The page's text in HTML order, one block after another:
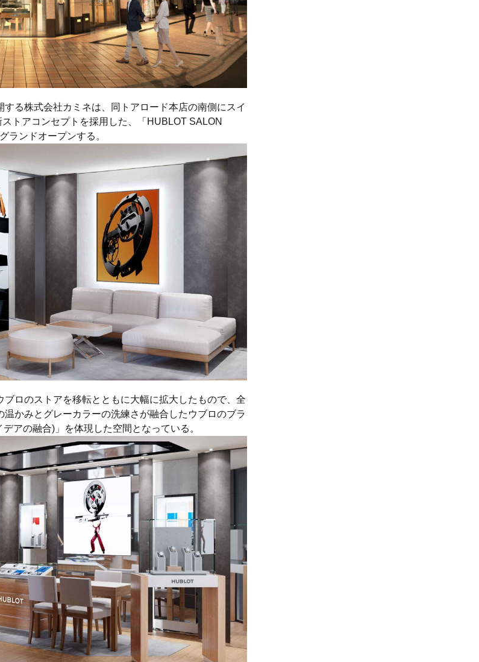
る株式会社カミネは、同トアロード本店の南側にスイ
トアコンセプトを採用した、「HUBLOT SALON
ランドオープンする。
ロのストアを移転とともに大幅に拡大したもので、全
かみとグレーカラーの洗練さが融合したウブロのブラ
アの融合)」を体現した空間となっている。